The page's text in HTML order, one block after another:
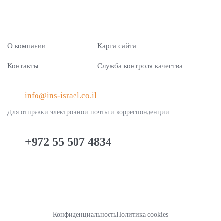
О компании Карта сайта
Контакты Служба контроля качества
info@ins-israel.co.il
Для отправки электронной почты и корреспонденции
+972 55 507 4834
КонфиденциальностьПолитика cookies